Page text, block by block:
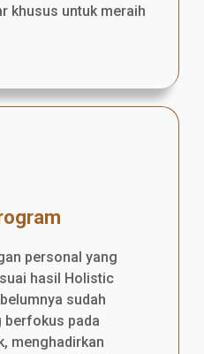
khusus untuk meraih
personal yang
hasil Holistic
sudah
berfokus pada
menghadirkan